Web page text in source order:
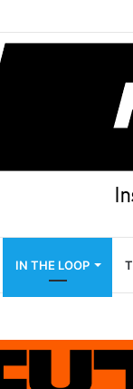
IN THE LOOP